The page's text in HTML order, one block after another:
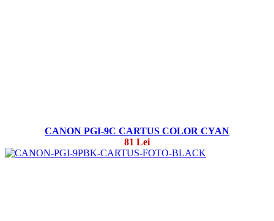
CANON PGI-9C CARTUS COLOR CYAN
81 Lei